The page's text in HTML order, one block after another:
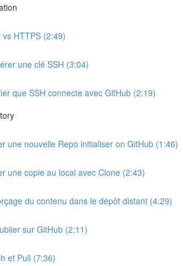
vs HTTPS (2:49)
une clé SSH (3:04)
que SSH connecte avec GitHub (2:19)
une nouvelle Repo initialiser on GitHub (1:46)
une copie au local avec Clone (2:43)
du contenu dans le dépôt distant (4:29)
sur GitHub (2:11)
et Pull (7:36)